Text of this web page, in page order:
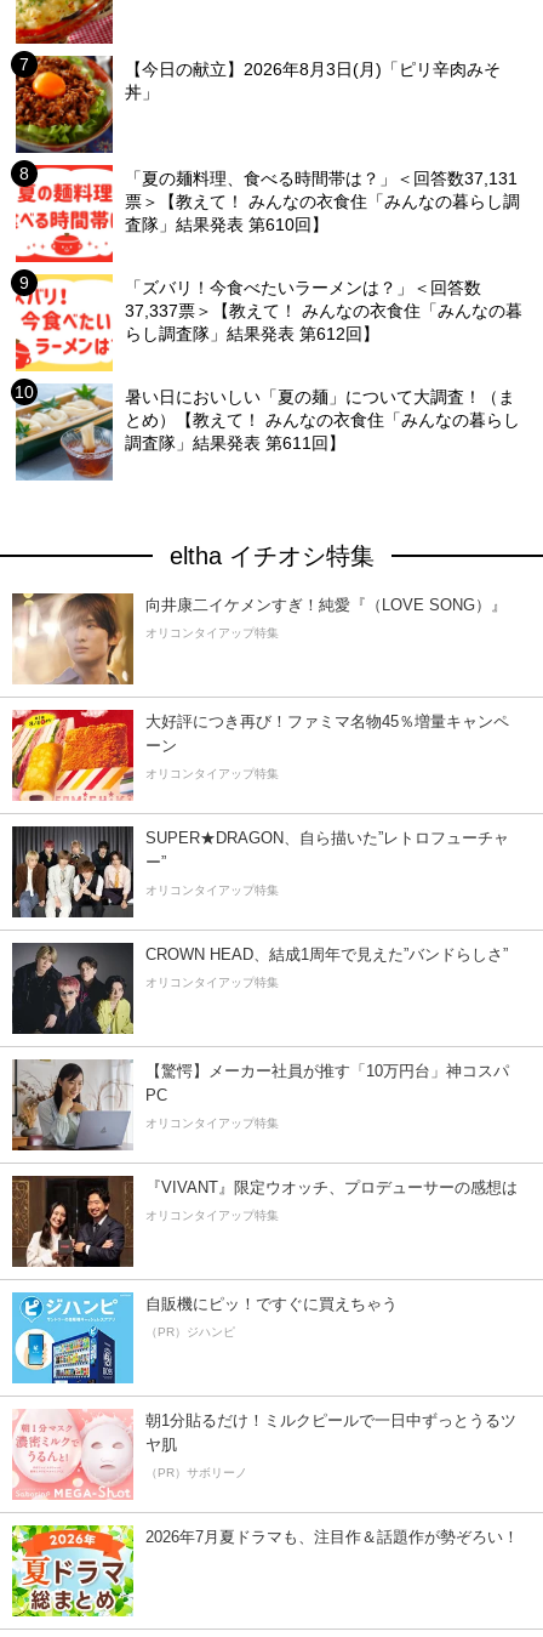
【今日の献立】2026年8月3日(月)「ピリ辛肉みそ
丼」
「夏の麺料理、食べる時間帯は？」＜回答数37,131
票＞【教えて！ みんなの衣食住「みんなの暮らし調
査隊」結果発表 第610回】
「ズバリ！今食べたいラーメンは？」＜回答数
37,337票＞【教えて！ みんなの衣食住「みんなの暮
らし調査隊」結果発表 第612回】
暑い日においしい「夏の麺」について大調査！（ま
とめ）【教えて！ みんなの衣食住「みんなの暮らし
調査隊」結果発表 第611回】
eltha イチオシ特集
向井康二イケメンすぎ！純愛『（LOVE SONG）』
オリコンタイアップ特集
大好評につき再び！ファミマ名物45％増量キャンペ
ーン
オリコンタイアップ特集
SUPER★DRAGON、自ら描いた”レトロフューチャ
ー”
オリコンタイアップ特集
CROWN HEAD、結成1周年で見えた”バンドらしさ”
オリコンタイアップ特集
【驚愕】メーカー社員が推す「10万円台」神コスパ
PC
オリコンタイアップ特集
『VIVANT』限定ウオッチ、プロデューサーの感想は
オリコンタイアップ特集
自販機にピッ！ですぐに買えちゃう
（PR）ジハンピ
朝1分貼るだけ！ミルクピールで一日中ずっとうるツ
ヤ肌
（PR）サボリーノ
2026年7月夏ドラマも、注目作＆話題作が勢ぞろい！